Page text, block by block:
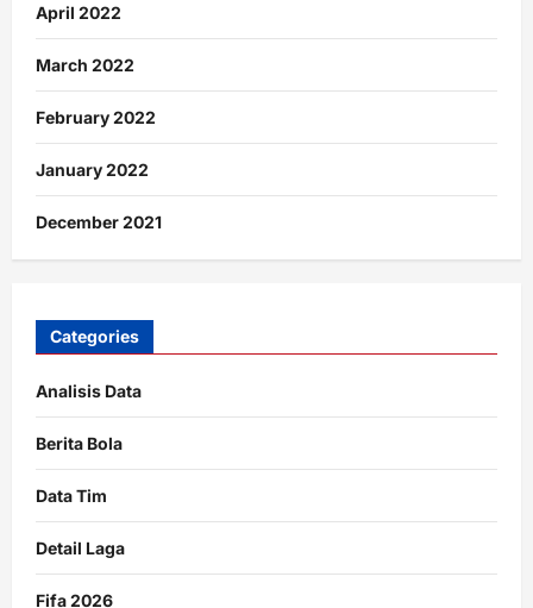
April 2022
March 2022
February 2022
January 2022
December 2021
Categories
Analisis Data
Berita Bola
Data Tim
Detail Laga
Fifa 2026